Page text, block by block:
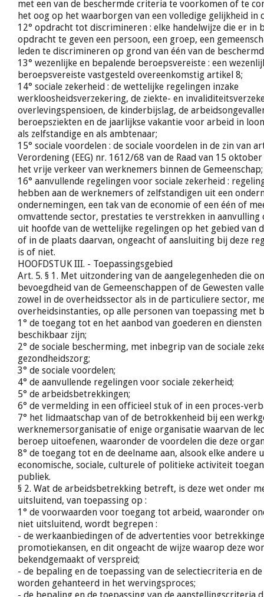
met een van de beschermde criteria te voorkomen of te
het oog op het waarborgen van een volledige gelijkheid in
12° opdracht tot discrimineren : elke handelwijze die er in
opdracht te geven een persoon, een groep, een
leden te discrimineren op grond van één van de
13° wezenlijke en bepalende beroepsvereiste : een
beroepsvereiste vastgesteld overeenkomstig artikel 8;
14° sociale zekerheid : de wettelijke regelingen inzake
werkloosheidsverzekering, de ziekte- en
overlevingspensioen, de kinderbijslag, de
beroepsziekten en de jaarlijkse vakantie voor arbeid in
als zelfstandige en als ambtenaar;
15° sociale voordelen : de sociale voordelen in de zin van
Verordening (EEG) nr. 1612/68 van de Raad van 15
het vrije verkeer van werknemers binnen de Gemeenschap;
16° aanvullende regelingen voor sociale zekerheid :
hebben aan de werknemers of zelfstandigen uit een
ondernemingen, een tak van de economie of een één of
omvattende sector, prestaties te verstrekken in aanvulling
uit hoofde van de wettelijke regelingen op het gebied van
of in de plaats daarvan, ongeacht of aansluiting bij deze
is of niet.
HOOFDSTUK III. - Toepassingsgebied
Art. 5. § 1. Met uitzondering van de aangelegenheden die
bevoegdheid van de Gemeenschappen of de Gewesten
zowel in de overheidssector als in de particuliere sector,
overheidsinstanties, op alle personen van toepassing met
1° de toegang tot en het aanbod van goederen en
beschikbaar zijn;
2° de sociale bescherming, met inbegrip van de sociale
gezondheidszorg;
3° de sociale voordelen;
4° de aanvullende regelingen voor sociale zekerheid;
5° de arbeidsbetrekkingen;
6° de vermelding in een officieel stuk of in een proces-
7° het lidmaatschap van of de betrokkenheid bij een
werknemersorganisatie of enige organisatie waarvan de
beroep uitoefenen, waaronder de voordelen die deze
8° de toegang tot en de deelname aan, alsook elke andere
economische, sociale, culturele of politieke activiteit
publiek.
§ 2. Wat de arbeidsbetrekking betreft, is deze wet onder
uitsluitend, van toepassing op :
1° de voorwaarden voor toegang tot arbeid, waaronder
niet uitsluitend, wordt begrepen :
- de werkaanbiedingen of de advertenties voor
promotiekansen, en dit ongeacht de wijze waarop deze
bekendgemaakt of verspreid;
- de bepaling en de toepassing van de selectiecriteria en
worden gehanteerd in het wervingsproces;